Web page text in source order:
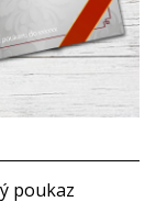
poukaz